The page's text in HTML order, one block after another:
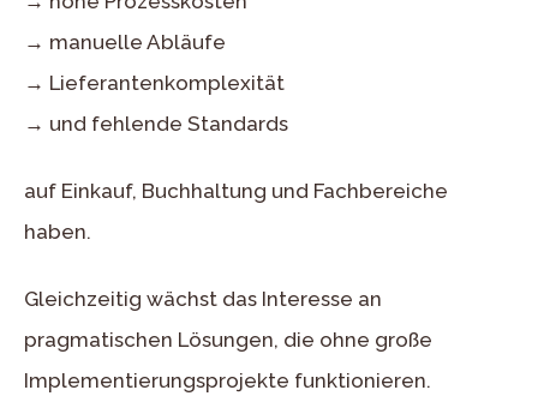
→ manuelle Abläufe
→ Lieferantenkomplexität
→ und fehlende Standards
auf Einkauf, Buchhaltung und Fachbereiche
haben.
Gleichzeitig wächst das Interesse an
pragmatischen Lösungen, die ohne große
Implementierungsprojekte funktionieren.